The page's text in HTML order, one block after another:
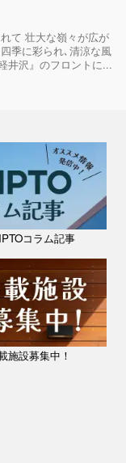
て 壮大な嶺々が広が
季に彩られ､清涼な風
井沢』のフロントに...
コラム記事
施設募集中！